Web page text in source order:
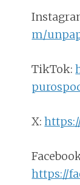
m/
TikTok:
X:
https://